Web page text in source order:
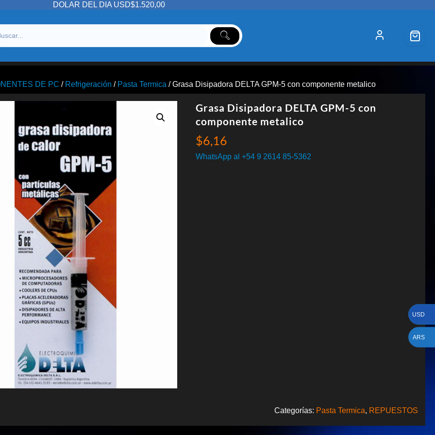
DOLAR DEL DIA USD$1.520,00
DE PC / Refrigeración / Pasta Termica / Grasa Disipadora DELTA GPM-5 con componente metalico
Grasa Disipadora DELTA GPM-5 con
componente metalico
$6,16
WhatsApp al +54 9 2614 85-5362
Categorías: Pasta Termica, REPUESTOS
USD
ARS